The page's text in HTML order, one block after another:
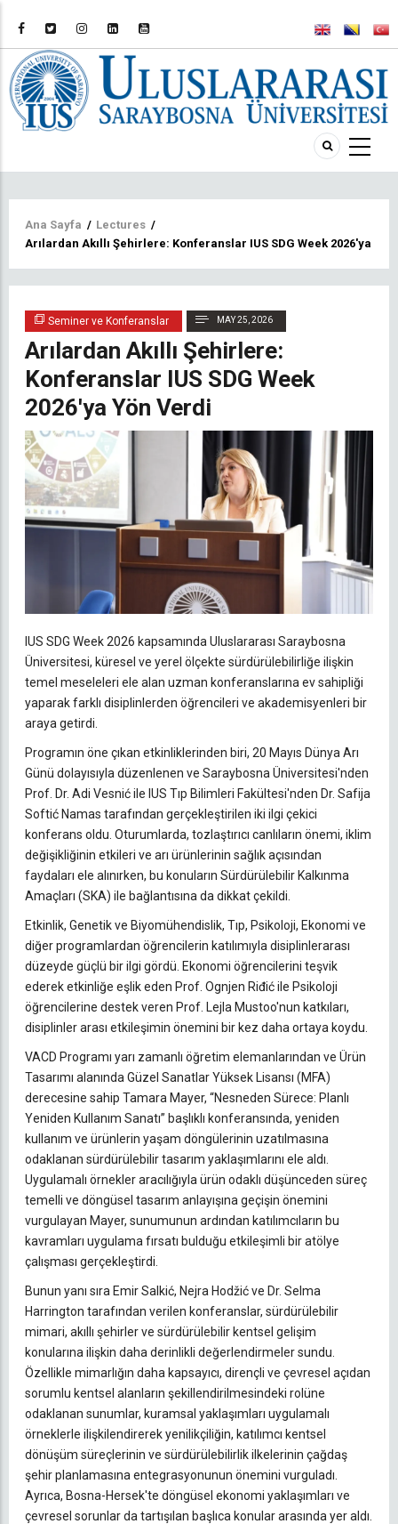
Sayfa
Ana Sayfa / Lectures /
Arılardan Akıllı Şehirlere: Konferanslar IUS SDG Week 2026'ya
Seminer ve Konferanslar MAY 25, 2026
Arılardan Akıllı Şehirlere:
Konferanslar IUS SDG Week
2026'ya Yön Verdi
IUS SDG Week 2026 kapsamında Uluslararası Saraybosna
Üniversitesi, küresel ve yerel ölçekte sürdürülebilirliğe ilişkin
temel meseleleri ele alan uzman konferanslarına ev sahipliği
yaparak farklı disiplinlerden öğrencileri ve akademisyenleri bir
araya getirdi.
Programın öne çıkan etkinliklerinden biri, 20 Mayıs Dünya Arı
Günü dolayısıyla düzenlenen ve Saraybosna Üniversitesi'nden
Prof. Dr. Adi Vesnić ile IUS Tıp Bilimleri Fakültesi'nden Dr. Safija
Softić Namas tarafından gerçekleştirilen iki ilgi çekici
konferans oldu. Oturumlarda, tozlaştırıcı canlıların önemi, iklim
değişikliğinin etkileri ve arı ürünlerinin sağlık açısından
faydaları ele alınırken, bu konuların Sürdürülebilir Kalkınma
Amaçları (SKA) ile bağlantısına da dikkat çekildi.
Etkinlik, Genetik ve Biyomühendislik, Tıp, Psikoloji, Ekonomi ve
diğer programlardan öğrencilerin katılımıyla disiplinlerarası
düzeyde güçlü bir ilgi gördü. Ekonomi öğrencilerini teşvik
ederek etkinliğe eşlik eden Prof. Ognjen Riđić ile Psikoloji
öğrencilerine destek veren Prof. Lejla Mustoo'nun katkıları,
disiplinler arası etkileşimin önemini bir kez daha ortaya koydu.
VACD Programı yarı zamanlı öğretim elemanlarından ve Ürün
Tasarımı alanında Güzel Sanatlar Yüksek Lisansı (MFA)
derecesine sahip Tamara Mayer, “Nesneden Sürece: Planlı
Yeniden Kullanım Sanatı” başlıklı konferansında, yeniden
kullanım ve ürünlerin yaşam döngülerinin uzatılmasına
odaklanan sürdürülebilir tasarım yaklaşımlarını ele aldı.
Uygulamalı örnekler aracılığıyla ürün odaklı düşünceden süreç
temelli ve döngüsel tasarım anlayışına geçişin önemini
vurgulayan Mayer, sunumunun ardından katılımcıların bu
kavramları uygulama fırsatı bulduğu etkileşimli bir atölye
çalışması gerçekleştirdi.
Bunun yanı sıra Emir Salkić, Nejra Hodžić ve Dr. Selma
Harrington tarafından verilen konferanslar, sürdürülebilir
mimari, akıllı şehirler ve sürdürülebilir kentsel gelişim
konularına ilişkin daha derinlikli değerlendirmeler sundu.
Özellikle mimarlığın daha kapsayıcı, dirençli ve çevresel açıdan
sorumlu kentsel alanların şekillendirilmesindeki rolüne
odaklanan sunumlar, kuramsal yaklaşımları uygulamalı
örneklerle ilişkilendirerek yenilikçiliğin, katılımcı kentsel
dönüşüm süreçlerinin ve sürdürülebilirlik ilkelerinin çağdaş
şehir planlamasına entegrasyonunun önemini vurguladı.
Ayrıca, Bosna-Hersek'te döngüsel ekonomi yaklaşımları ve
çevresel sorunlar da tartışılan başlıca konular arasında yer aldı.